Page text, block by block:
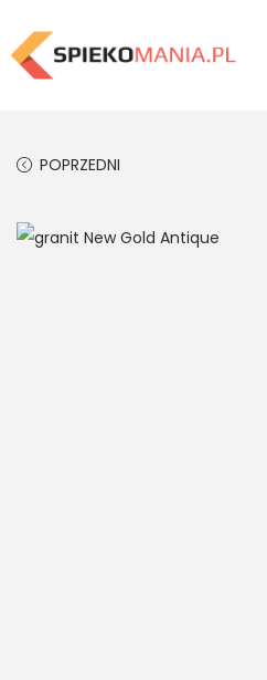
POPRZEDNI